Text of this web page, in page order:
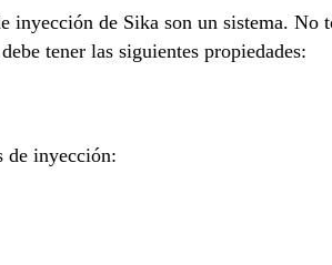
inyección de Sika son un sistema. No
tener las siguientes propiedades:
de inyección: